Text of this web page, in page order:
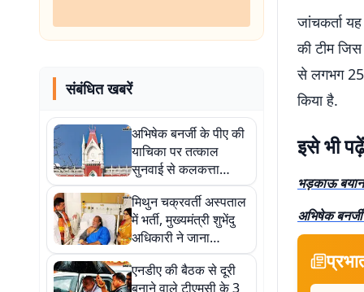
संबंधित खबरें
अभिषेक बनर्जी के पीए की
याचिका पर तत्काल
सुनवाई से कलकत्ता
हाईकोर्ट का इनकार, जानें
क्या है मामला
मिथुन चक्रवर्ती अस्पताल
में भर्ती, मुख्यमंत्री शुभेंदु
अधिकारी ने जाना
कुशलक्षेम, जानें कैसी ही
एक्टर की तबीयत
एनडीए की बैठक से दूरी
बनाने वाले टीएमसी के 3
जांचकर्ता
की टीम
से लगभग
किया है.
इसे भी पढ़ें
भड़काऊ
अभिषेक